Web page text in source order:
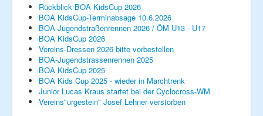
Home
Rennberichte
Veranstaltungen
Verein
Vorstand
Geschichte
Mitglied werden
Fan - Artikel
Clubkalender
Unsere Sponsoren
Rückblick BOA KidsCup 2026
BOA KidsCup-Terminabsage 10.6.2026
BOA-Jugendstraßenrennen 2026 / ÖM U13 - U17
BOA KidsCup 2026
Vereins-Dressen 2026 bitte vorbestellen
BOA-Jugendstrassenrennen 2025
BOA KidsCup 2025
BOA Kids Cup 2025 - wieder in Marchtrenk
Junior Lucas Kraus startet bei der Cyclocross-WM
Vereins"urgestein" Josef Lehner verstorben